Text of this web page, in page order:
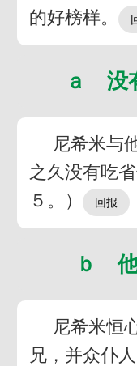
的好榜样。
ａ 没
尼希米与
之久没有吃
５。）
ｂ
尼希米恒
兄，并众仆